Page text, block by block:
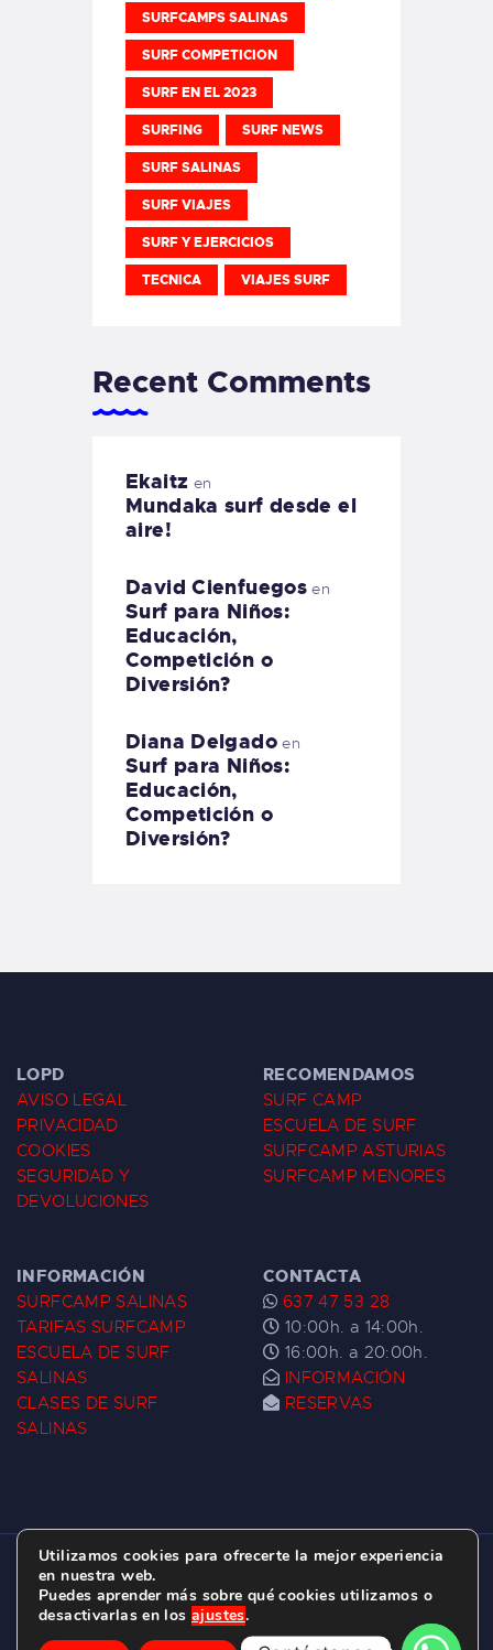
SURFCAMPS SALINAS
SURF COMPETICION
SURF EN EL 2023
SURFING SURF NEWS
SURF SALINAS
SURF VIAJES
SURF Y EJERCICIOS
TECNICA VIAJES SURF
Recent Comments
Ekaitz en
Mundaka surf desde el
aire!
David Cienfuegos en
Surf para Niños:
Educación,
Competición o
Diversión?
Diana Delgadoen
Surf para Niños:
Educación,
Competición o
Diversión?
LOPD
AVISO LEGAL
PRIVACIDAD
COOKIES
SEGURIDAD Y
DEVOLUCIONES
RECOMENDAMOS
SURF CAMP
ESCUELA DE SURF
SURFCAMP ASTURIAS
SURFCAMP MENORES
INFORMACIÓN
SURFCAMP SALINAS
TARIFAS SURFCAMP
ESCUELA DE SURF
SALINAS
CLASES DE SURF
SALINAS
CONTACTA
637 47 53 28
10:00h. a 14:00h.
16:00h. a 20:00h.
INFORMACIÓN
RESERVAS
ESCUELA DE SURF LAS DUNAS ©
2026.
C/ BERNARDO ÁLVAREZ GALAN 1, SALINAS
(ASTURIAS)
Utilizamos cookies para ofrecerte la mejor experiencia
en nuestra web.
Puedes aprender más sobre qué cookies utilizamos o
desactivarlas en los ajustes.